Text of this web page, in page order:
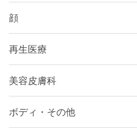
顔
再生医療
美容皮膚科
ボディ・その他